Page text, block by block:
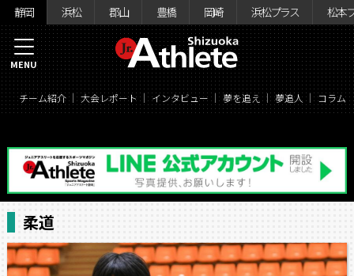
静岡 浜松 郡山 豊橋 岡崎 浜松プラス 松本
チーム紹介 大会レポート インタビュー 夢を追え 夢追人 コラム
MENU
柔道